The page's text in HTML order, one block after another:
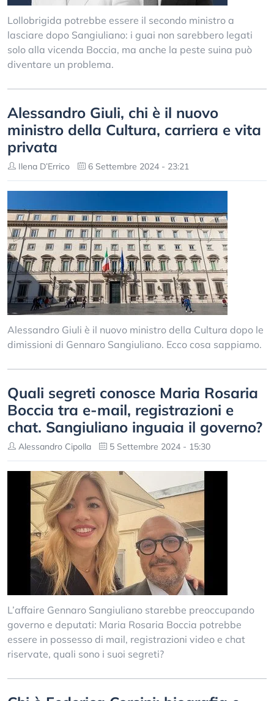
Lollobrigida potrebbe essere il secondo ministro a
lasciare dopo Sangiuliano: i guai non sarebbero legati
solo alla vicenda Boccia, ma anche la peste suina può
diventare un problema.
Alessandro Giuli, chi è il nuovo
ministro della Cultura, carriera e vita
privata
Ilena D’Errico 6 Settembre 2024 - 23:21
Alessandro Giuli è il nuovo ministro della Cultura dopo le
dimissioni di Gennaro Sangiuliano. Ecco cosa sappiamo.
Quali segreti conosce Maria Rosaria
Boccia tra e-mail, registrazioni e
chat. Sangiuliano inguaia il governo?
Alessandro Cipolla 5 Settembre 2024 - 15:30
L’affaire Gennaro Sangiuliano starebbe preoccupando
governo e deputati: Maria Rosaria Boccia potrebbe
essere in possesso di mail, registrazioni video e chat
riservate, quali sono i suoi segreti?